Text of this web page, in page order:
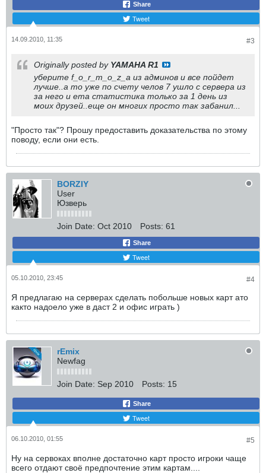
Share
Tweet
#3
14.09.2010, 11:35
Originally posted by YAMAHA R1
уберите f_o_r_m_o_z_a из админов и все пойдет
лучше..а то уже по счету челов 7 ушло с сервера из
за него и ета статистика только за 1 день из
моих друзей..еще он многих просто так забанил...
"Просто так"? Прошу предоставить доказательства по этому
поводу, если они есть.
BORZIY
User
Юзверь
Join Date: Oct 2010 Posts: 61
Share
Tweet
#4
05.10.2010, 23:45
Я предлагаю на серверах сделать побольше новых карт ато
както надоело уже в даст 2 и офис играть )
rEmix
Newfag
Join Date: Sep 2010 Posts: 15
Share
Tweet
#5
06.10.2010, 01:55
Ну на сервоках вполне достаточно карт просто игроки чаще
всего отдают своё предпочтение этим картам....